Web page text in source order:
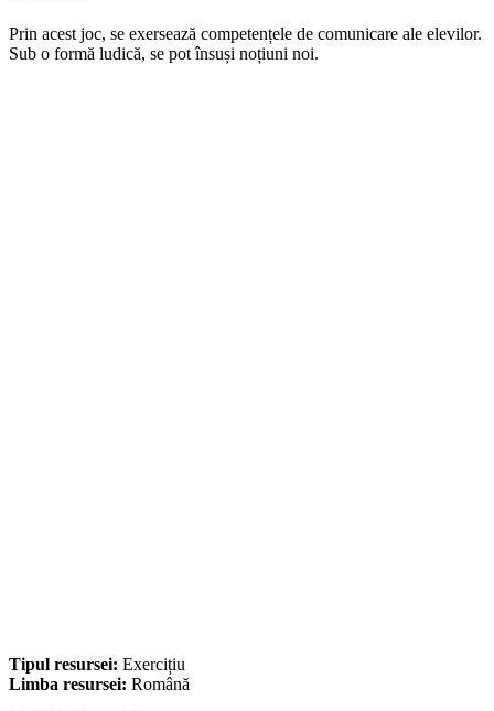
Prin acest joc, se exersează competențele de comunicare ale elevilor.
Sub o formă ludică, se pot însuși noțiuni noi.
Tipul resursei: Exercițiu
Limba resursei: Română